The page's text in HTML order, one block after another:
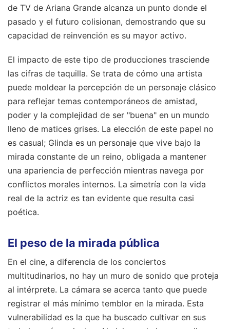
de TV de Ariana Grande alcanza un punto donde el
pasado y el futuro colisionan, demostrando que su
capacidad de reinvención es su mayor activo.
El impacto de este tipo de producciones trasciende
las cifras de taquilla. Se trata de cómo una artista
puede moldear la percepción de un personaje clásico
para reflejar temas contemporáneos de amistad,
poder y la complejidad de ser "buena" en un mundo
lleno de matices grises. La elección de este papel no
es casual; Glinda es un personaje que vive bajo la
mirada constante de un reino, obligada a mantener
una apariencia de perfección mientras navega por
conflictos morales internos. La simetría con la vida
real de la actriz es tan evidente que resulta casi
poética.
El peso de la mirada pública
En el cine, a diferencia de los conciertos
multitudinarios, no hay un muro de sonido que proteja
al intérprete. La cámara se acerca tanto que puede
registrar el más mínimo temblor en la mirada. Esta
vulnerabilidad es la que ha buscado cultivar en sus